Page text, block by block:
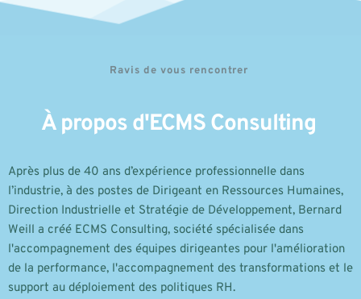
Ravis de vous rencontrer
À propos d'ECMS Consulting
Après plus de 40 ans d’expérience professionnelle dans
l’industrie, à des postes de Dirigeant en Ressources Humaines,
Direction Industrielle et Stratégie de Développement, Bernard
Weill a créé ECMS Consulting, société spécialisée dans
l'accompagnement des équipes dirigeantes pour l'amélioration
de la performance, l'accompagnement des transformations et le
support au déploiement des politiques RH.